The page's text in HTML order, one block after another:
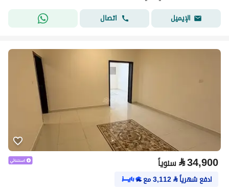
الإيميل
اتصال
⃁34,900 سنوياً
ادفع شهرياً⃁
3,112مع